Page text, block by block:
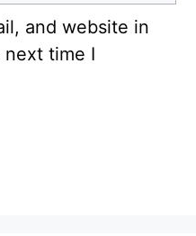
and website in
time I